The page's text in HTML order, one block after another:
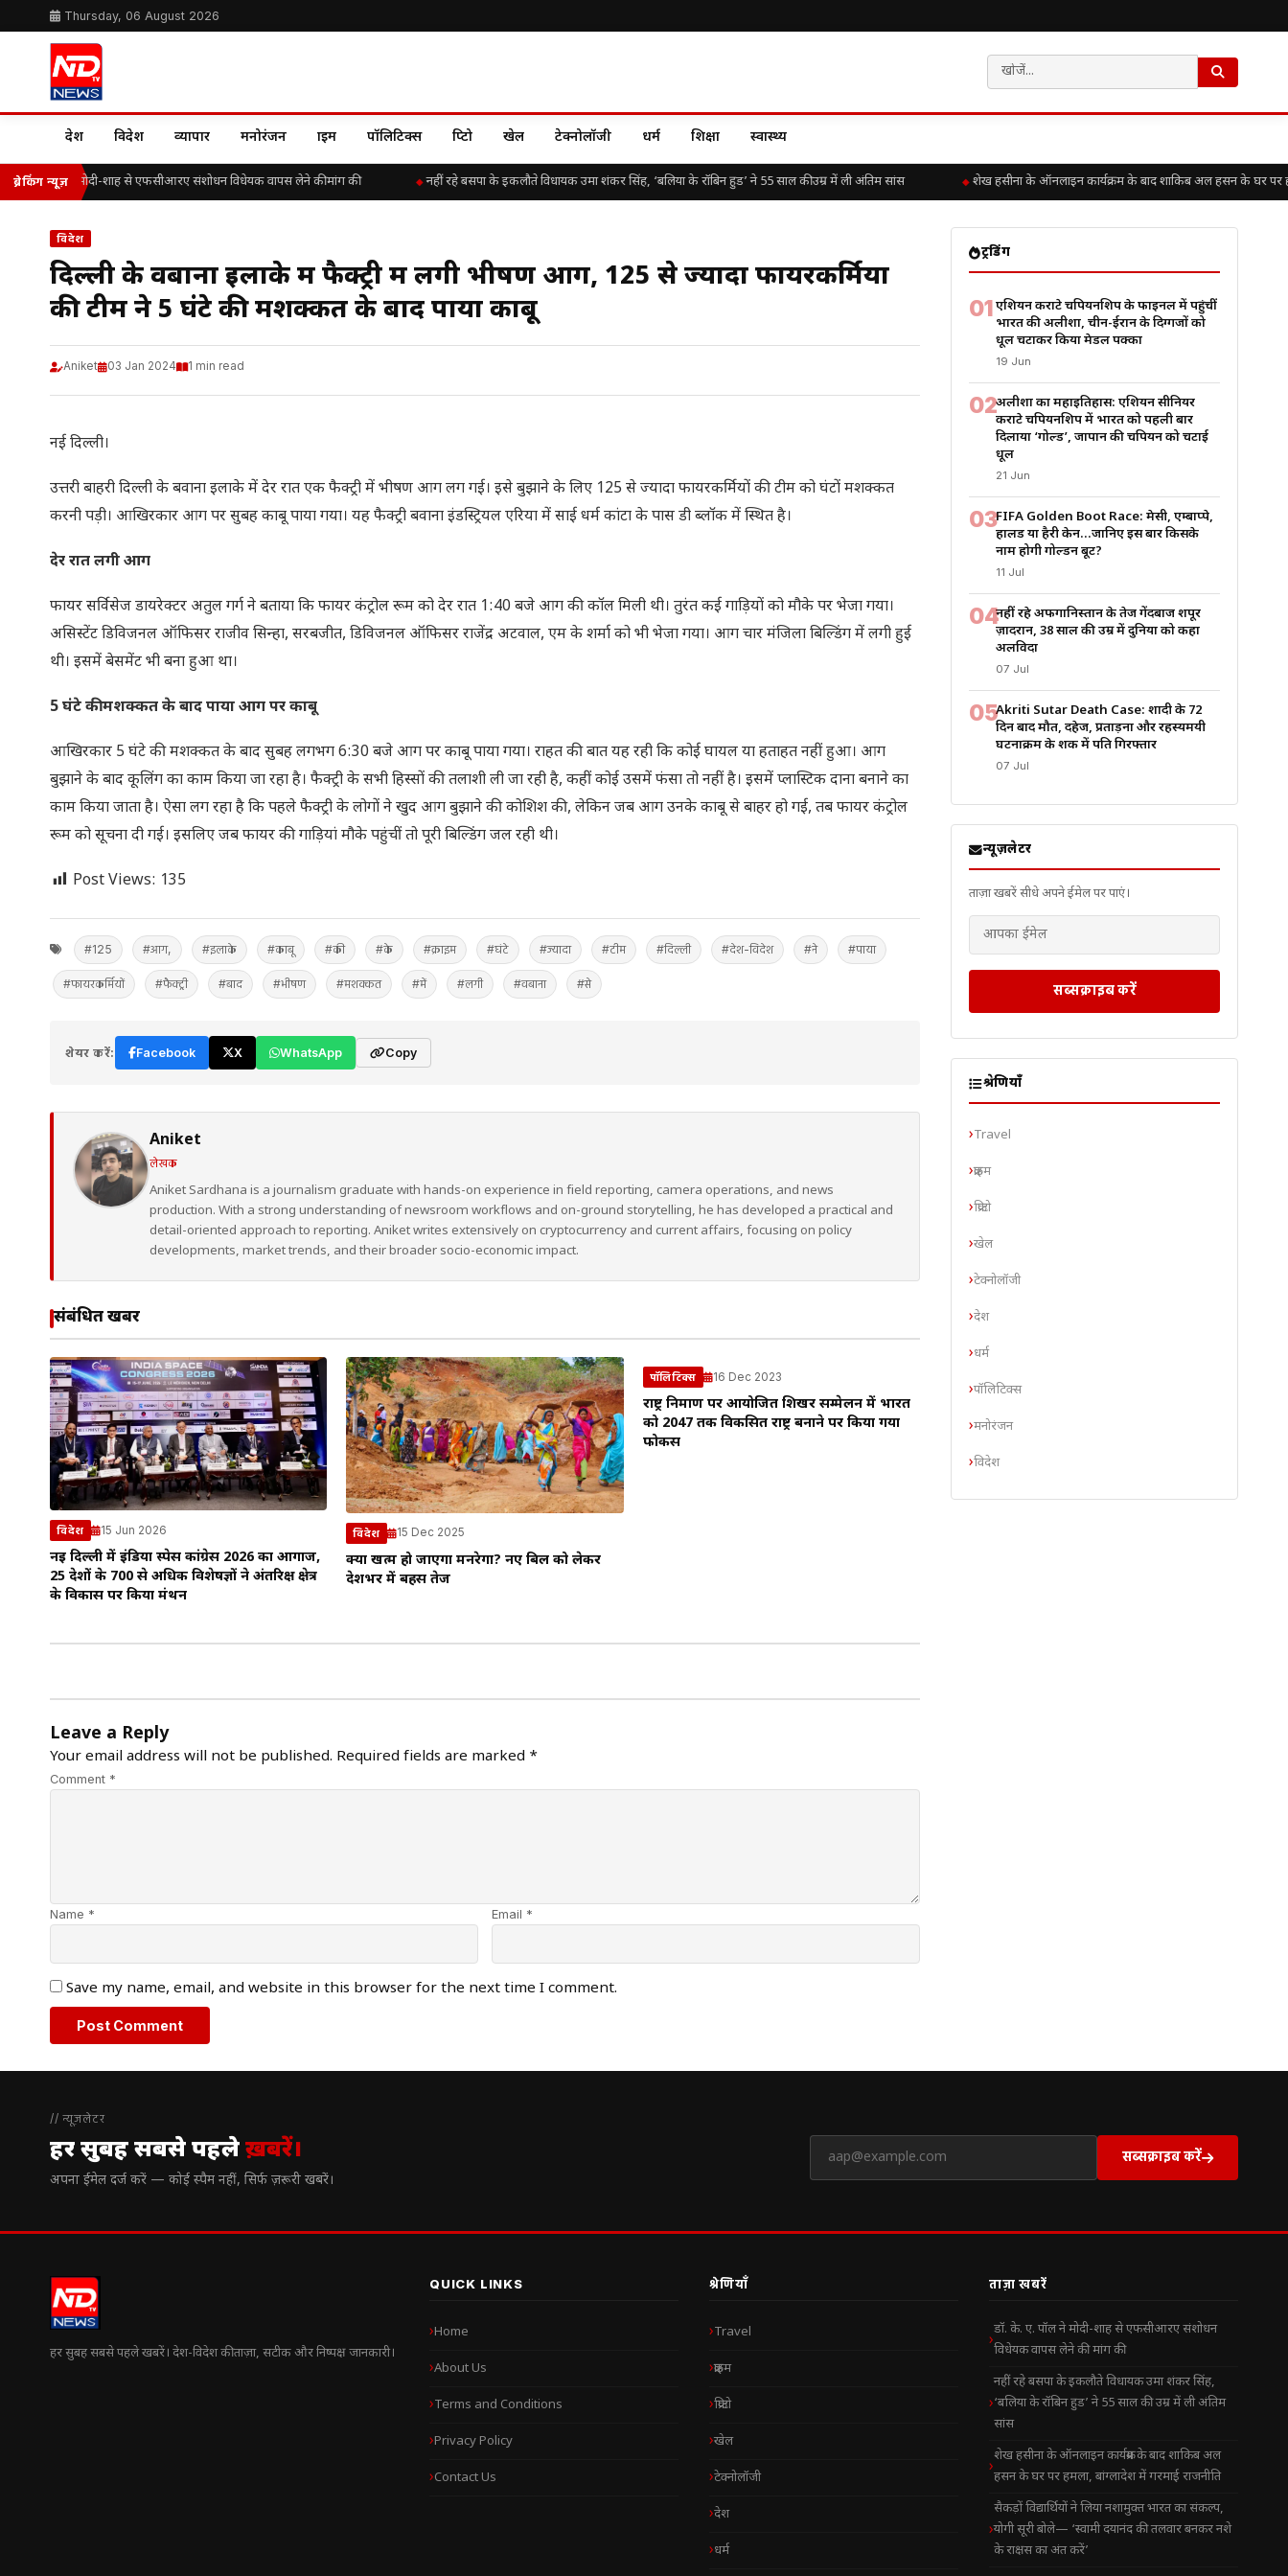
Thursday, 06 August 2026
देश विदेश व्यापार मनोरंजन क्राइम पॉलिटिक्स क्रिप्टो खेल टेक्नोलॉजी धर्म शिक्षा स्वास्थ्य
ब्रेकिंग न्यूज़
के. ए. पॉल ने मोदी-शाह से एफसीआरए संशोधन विधेयक वापस लेने की मांग की नहीं रहे बसपा के इकलौते विधायक उमा शंकर सिंह, ‘बलिया के रॉबिन हुड’ ने 55 साल की उम्र में ली अंतिम सांस शेख हसीना के ऑनलाइन कार्यक्रम के बाद शाकिब अल हसन के घर पर
विदेश
दिल्ली के वबाना इलाके में फैक्ट्री में लगी भीषण आग, 125 से ज्यादा फायरकर्मियों
की टीम ने 5 घंटे की मशक्कत के बाद पाया काबू
Aniket 03 Jan 2024 1 min read
नई दिल्ली।
उत्तरी बाहरी दिल्ली के बवाना इलाके में देर रात एक फैक्ट्री में भीषण आग लग गई। इसे बुझाने के लिए 125 से ज्यादा फायरकर्मियों की टीम को घंटों मशक्कत
करनी पड़ी। आखिरकार आग पर सुबह काबू पाया गया। यह फैक्ट्री बवाना इंडस्ट्रियल एरिया में साई धर्म कांटा के पास डी ब्लॉक में स्थित है।
देर रात लगी आग
फायर सर्विसेज डायरेक्टर अतुल गर्ग ने बताया कि फायर कंट्रोल रूम को देर रात 1:40 बजे आग की कॉल मिली थी। तुरंत कई गाड़ियों को मौके पर भेजा गया।
असिस्टेंट डिविजनल ऑफिसर राजीव सिन्हा, सरबजीत, डिविजनल ऑफिसर राजेंद्र अटवाल, एम के शर्मा को भी भेजा गया। आग चार मंजिला बिल्डिंग में लगी हुई
थी। इसमें बेसमेंट भी बना हुआ था।
5 घंटे की मशक्कत के बाद पाया आग पर काबू
आखिरकार 5 घंटे की मशक्कत के बाद सुबह लगभग 6:30 बजे आग पर काबू पाया गया। राहत की बात यह रही कि कोई घायल या हताहत नहीं हुआ। आग
बुझाने के बाद कूलिंग का काम किया जा रहा है। फैक्ट्री के सभी हिस्सों की तलाशी ली जा रही है, कहीं कोई उसमें फंसा तो नहीं है। इसमें प्लास्टिक दाना बनाने का
काम किया जाता है। ऐसा लग रहा है कि पहले फैक्ट्री के लोगों ने खुद आग बुझाने की कोशिश की, लेकिन जब आग उनके काबू से बाहर हो गई, तब फायर कंट्रोल
रूम को सूचना दी गई। इसलिए जब फायर की गाड़ियां मौके पहुंचीं तो पूरी बिल्डिंग जल रही थी।
Post Views: 135
#125 #आग, #इलाके #काबू #की #के #क्राइम #घंटे #ज्यादा #टीम #दिल्ली #देश-विदेश #ने #पाया
#फायरकर्मियों #फैक्ट्री #बाद #भीषण #मशक्कत #में #लगी #वबाना #से
शेयर करें: Facebook X WhatsApp Copy
Aniket
लेखक
Aniket Sardhana is a journalism graduate with hands-on experience in field reporting, camera operations, and news
production. With a strong understanding of newsroom workflows and on-ground storytelling, he has developed a practical and
detail-oriented approach to reporting. Aniket writes extensively on cryptocurrency and current affairs, focusing on policy
developments, market trends, and their broader socio-economic impact.
संबंधित खबरें
विदेश 15 Jun 2026
नई दिल्ली में इंडिया स्पेस कांग्रेस 2026 का आगाज,
25 देशों के 700 से अधिक विशेषज्ञों ने अंतरिक्ष क्षेत्र
के विकास पर किया मंथन
विदेश 15 Dec 2025
क्या खत्म हो जाएगा मनरेगा? नए बिल को लेकर
देशभर में बहस तेज
पॉलिटिक्स 16 Dec 2023
राष्ट्र निर्माण पर आयोजित शिखर सम्मेलन में भारत
को 2047 तक विकसित राष्ट्र बनाने पर किया गया
फोकस
Leave a Reply
Your email address will not be published. Required fields are marked *
Comment *
Name * Email *
Save my name, email, and website in this browser for the next time I comment.
ट्रेंडिंग
01एशियन कराटे चैंपियनशिप के फाइनल में पहुंचीं
भारत की अलीशा, चीन-ईरान के दिग्गजों को
धूल चटाकर किया मेडल पक्का
19 Jun
02अलीशा का महाइतिहास: एशियन सीनियर
कराटे चैंपियनशिप में भारत को पहली बार
दिलाया ‘गोल्ड’, जापान की चैंपियन को चटाई
धूल
21 Jun
03FIFA Golden Boot Race: मेसी, एम्बाप्पे,
हालैंड या हैरी केन…जानिए इस बार किसके
नाम होगी गोल्डन बूट?
11 Jul
04नहीं रहे अफगानिस्तान के तेज गेंदबाज शपूर
ज़ादरान, 38 साल की उम्र में दुनिया को कहा
अलविदा
07 Jul
05Akriti Sutar Death Case: शादी के 72
दिन बाद मौत, दहेज, प्रताड़ना और रहस्यमयी
घटनाक्रम के शक में पति गिरफ्तार
07 Jul
न्यूज़लेटर
ताज़ा खबरें सीधे अपने ईमेल पर पाएं।
सब्सक्राइब करें
श्रेणियाँ
Travel
क्राइम
क्रिप्टो
खेल
टेक्नोलॉजी
देश
धर्म
पॉलिटिक्स
मनोरंजन
विदेश
// न्यूज़लेटर
हर सुबह सबसे पहलेख़बरें।
अपना ईमेल दर्ज करें — कोई स्पैम नहीं, सिर्फ ज़रूरी खबरें।
सब्सक्राइब करें
हर सुबह सबसे पहले खबरें। देश-विदेश की ताज़ा, सटीक और निष्पक्ष जानकारी।
QUICK LINKS
Home
About Us
Terms and Conditions
Privacy Policy
Contact Us
श्रेणियाँ
Travel
क्राइम
क्रिप्टो
खेल
टेक्नोलॉजी
देश
धर्म
ताज़ा खबरें
डॉ. के. ए. पॉल ने मोदी-शाह से एफसीआरए संशोधन
विधेयक वापस लेने की मांग की
नहीं रहे बसपा के इकलौते विधायक उमा शंकर सिंह,
‘बलिया के रॉबिन हुड’ ने 55 साल की उम्र में ली अंतिम
सांस
शेख हसीना के ऑनलाइन कार्यक्रम के बाद शाकिब अल
हसन के घर पर हमला, बांग्लादेश में गरमाई राजनीति
सैकड़ों विद्यार्थियों ने लिया नशामुक्त भारत का संकल्प,
योगी सूरी बोले— ‘स्वामी दयानंद की तलवार बनकर नशे
के राक्षस का अंत करें’